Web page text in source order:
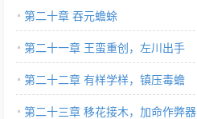
第二十章 吞元蟾蜍
第二十一章 王蛮重创，左川出手
第二十二章 有样学样，镇压毒蟾
第二十三章 移花接木，加命作弊器